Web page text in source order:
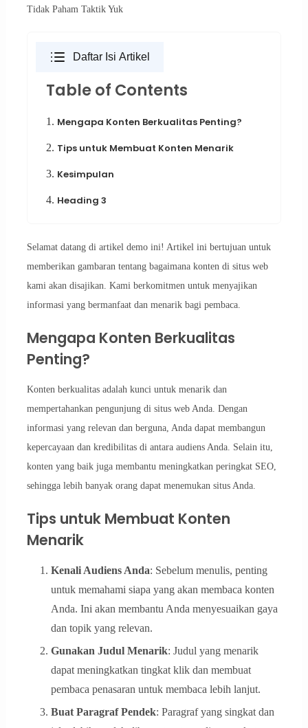
Tidak Paham Taktik Yuk
Daftar Isi Artikel
Table of Contents
1. Mengapa Konten Berkualitas Penting?
2. Tips untuk Membuat Konten Menarik
3. Kesimpulan
4. Heading 3
Selamat datang di artikel demo ini! Artikel ini bertujuan untuk
memberikan gambaran tentang bagaimana konten di situs web
kami akan disajikan. Kami berkomitmen untuk menyajikan
informasi yang bermanfaat dan menarik bagi pembaca.
Mengapa Konten Berkualitas
Penting?
Konten berkualitas adalah kunci untuk menarik dan
mempertahankan pengunjung di situs web Anda. Dengan
informasi yang relevan dan berguna, Anda dapat membangun
kepercayaan dan kredibilitas di antara audiens Anda. Selain itu,
konten yang baik juga membantu meningkatkan peringkat SEO,
sehingga lebih banyak orang dapat menemukan situs Anda.
Tips untuk Membuat Konten
Menarik
Kenali Audiens Anda: Sebelum menulis, penting
untuk memahami siapa yang akan membaca konten
Anda. Ini akan membantu Anda menyesuaikan gaya
dan topik yang relevan.
Gunakan Judul Menarik: Judul yang menarik
dapat meningkatkan tingkat klik dan membuat
pembaca penasaran untuk membaca lebih lanjut.
Buat Paragraf Pendek: Paragraf yang singkat dan